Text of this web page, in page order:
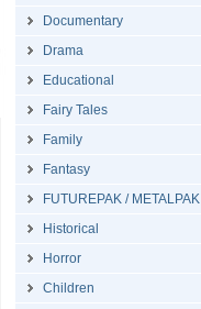
Documentary
Drama
Educational
Fairy Tales
Family
Fantasy
FUTUREPAK / METALPAK
Historical
Horror
Children